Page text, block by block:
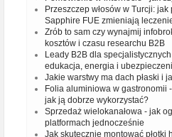
Przeszczep włosów w Turcji:
Sapphire FUE zmieniają
Zrób to sam czy wynajmij
kosztów i czasu researchu B2B
Leady B2B dla
edukacja, energia i
Jakie warstwy ma dach płaski i
Folia aluminiowa w gastronomii
jak ją dobrze wykorzystać?
Sprzedaż wielokanałowa - jak
platformach jednocześnie
Jak skutecznie montować płotki